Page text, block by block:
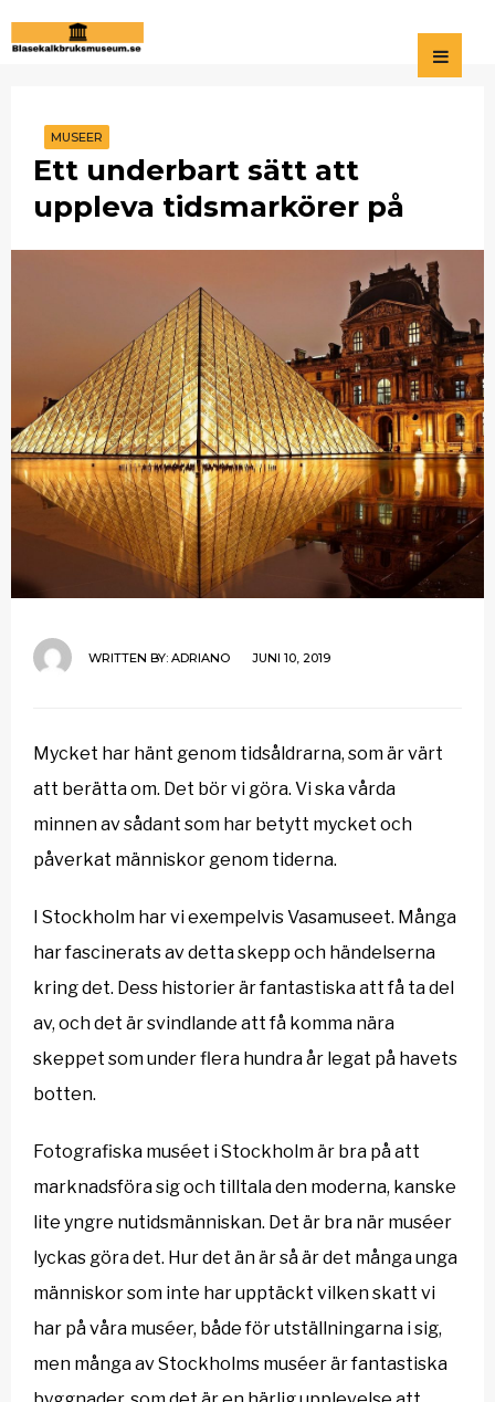
Blasekalkbruksmuseum.se
Ett underbart sätt att
uppleva tidsmarkörer på
MUSEER
WRITTEN BY: ADRIANO JUNI 10, 2019
Mycket har hänt genom tidsåldrarna, som är värt
att berätta om. Det bör vi göra. Vi ska vårda
minnen av sådant som har betytt mycket och
påverkat människor genom tiderna.
I Stockholm har vi exempelvis Vasamuseet. Många
har fascinerats av detta skepp och händelserna
kring det. Dess historier är fantastiska att få ta del
av, och det är svindlande att få komma nära
skeppet som under flera hundra år legat på havets
botten.
Fotografiska muséet i Stockholm är bra på att
marknadsföra sig och tilltala den moderna, kanske
lite yngre nutidsmänniskan. Det är bra när muséer
lyckas göra det. Hur det än är så är det många unga
människor som inte har upptäckt vilken skatt vi
har på våra muséer, både för utställningarna i sig,
men många av Stockholms muséer är fantastiska